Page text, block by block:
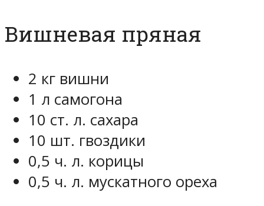
Вишневая пряная
2 кг вишни
1 л самогона
10 ст. л. сахара
10 шт. гвоздики
0,5 ч. л. корицы
0,5 ч. л. мускатного ореха